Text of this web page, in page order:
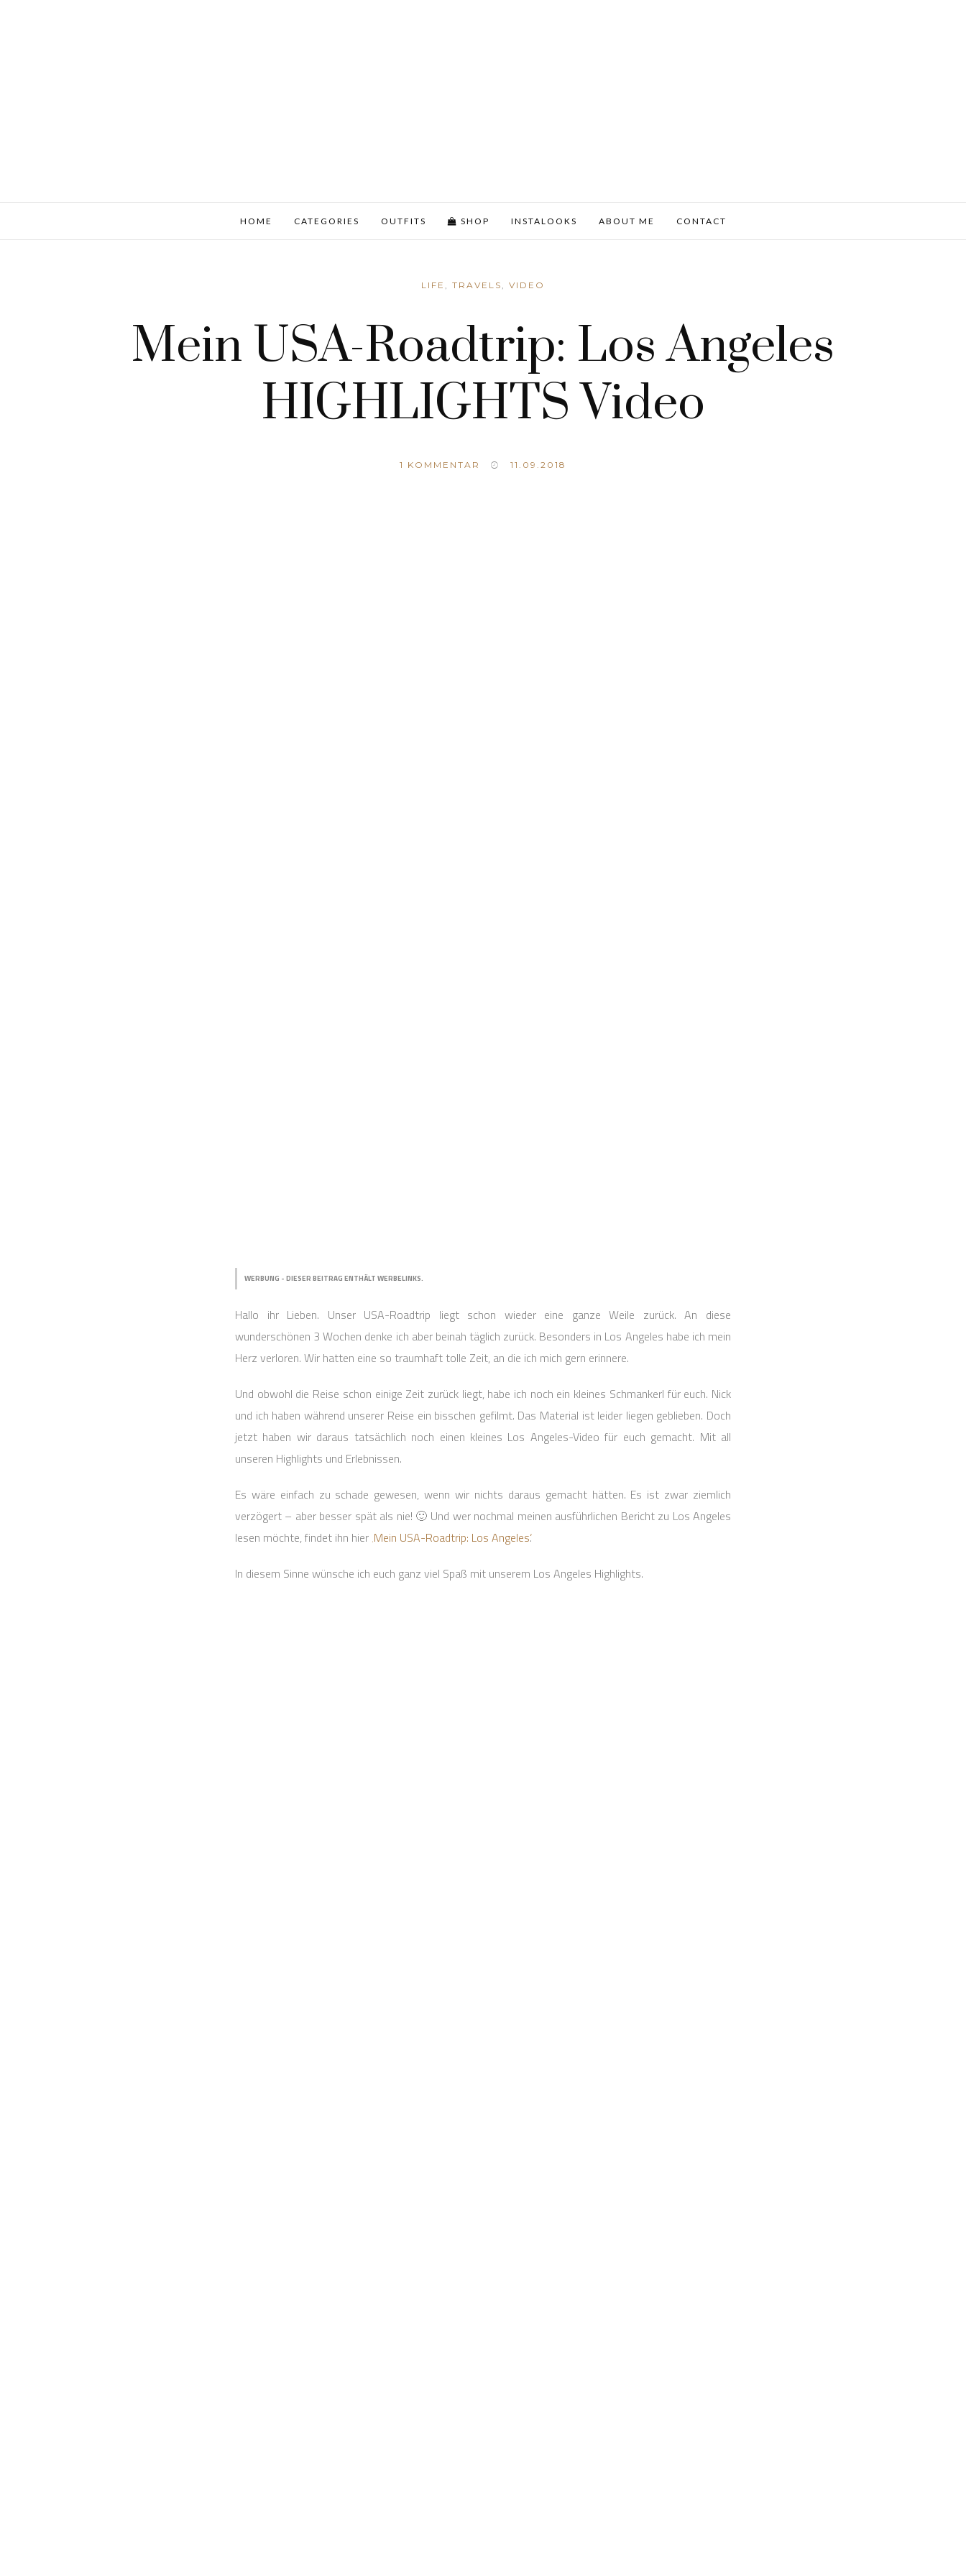
HOME CATEGORIES OUTFITS SHOP INSTALOOKS ABOUT ME CONTACT
LIFE , TRAVELS , VIDEO
Mein USA-Roadtrip: Los Angeles
HIGHLIGHTS Video
1 KOMMENTAR 11.09.2018
WERBUNG - DIESER BEITRAG ENTHÄLT WERBELINKS.
Hallo ihr Lieben. Unser USA-Roadtrip liegt schon wieder eine ganze Weile zurück. An diese
wunderschönen 3 Wochen denke ich aber beinah täglich zurück. Besonders in Los Angeles habe ich mein
Herz verloren. Wir hatten eine so traumhaft tolle Zeit, an die ich mich gern erinnere.
Und obwohl die Reise schon einige Zeit zurück liegt, habe ich noch ein kleines Schmankerl für euch. Nick
und ich haben während unserer Reise ein bisschen gefilmt. Das Material ist leider liegen geblieben. Doch
jetzt haben wir daraus tatsächlich noch einen kleines Los Angeles-Video für euch gemacht. Mit all
unseren Highlights und Erlebnissen.
Es wäre einfach zu schade gewesen, wenn wir nichts daraus gemacht hätten. Es ist zwar ziemlich
verzögert – aber besser spät als nie! 🙂 Und wer nochmal meinen ausführlichen Bericht zu Los Angeles
lesen möchte, findet ihn hier ‚Mein USA-Roadtrip: Los Angeles‘.
In diesem Sinne wünsche ich euch ganz viel Spaß mit unserem Los Angeles Highlights.